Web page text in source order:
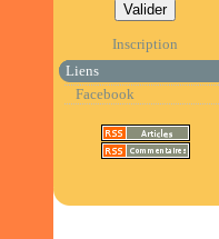
Inscription
Liens
Facebook